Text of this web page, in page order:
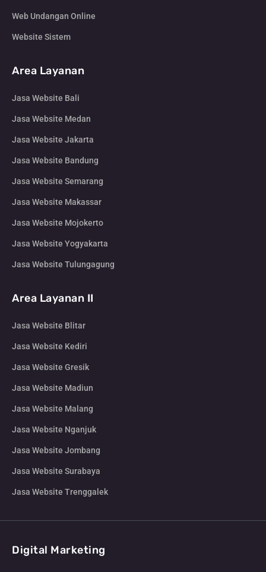
Web Undangan Online
Website Sistem
Area Layanan
Jasa Website Bali
Jasa Website Medan
Jasa Website Jakarta
Jasa Website Bandung
Jasa Website Semarang
Jasa Website Makassar
Jasa Website Mojokerto
Jasa Website Yogyakarta
Jasa Website Tulungagung
Area Layanan II
Jasa Website Blitar
Jasa Website Kediri
Jasa Website Gresik
Jasa Website Madiun
Jasa Website Malang
Jasa Website Nganjuk
Jasa Website Jombang
Jasa Website Surabaya
Jasa Website Trenggalek
Digital Marketing